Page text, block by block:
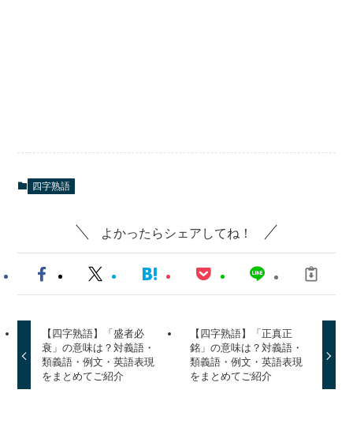
四字熟語
よかったらシェアしてね！
【四字熟語】「盛者必
衰」の意味は？対義語・
類義語・例文・英語表現
をまとめてご紹介
【四字熟語】「正真正
銘」の意味は？対義語・
類義語・例文・英語表現
をまとめてご紹介